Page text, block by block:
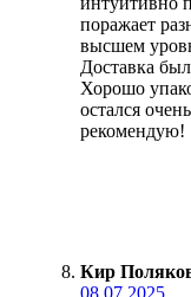
поражает
высшем
Доставка
Хорошо
остался
рекомендую!
Кир